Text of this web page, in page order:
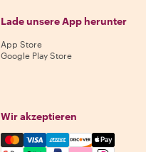
Lade unsere App herunter
App Store
Google Play Store
Wir akzeptieren
Mastercard, Visa, Amex,